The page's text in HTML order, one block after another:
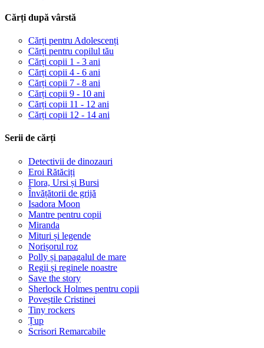
Cărți după vârstă
Cărți pentru Adolescenți
Cărți pentru copilul tău
Cărți copii 1 - 3 ani
Cărți copii 4 - 6 ani
Cărți copii 7 - 8 ani
Cărți copii 9 - 10 ani
Cărți copii 11 - 12 ani
Cărți copii 12 - 14 ani
Serii de cărți
Detectivii de dinozauri
Eroi Rătăciți
Flora, Ursi și Bursi
Învățătorii de grijă
Isadora Moon
Mantre pentru copii
Miranda
Mituri și legende
Norișorul roz
Polly și papagalul de mare
Regii și reginele noastre
Save the story
Sherlock Holmes pentru copii
Poveștile Cristinei
Tiny rockers
Țup
Scrisori Remarcabile